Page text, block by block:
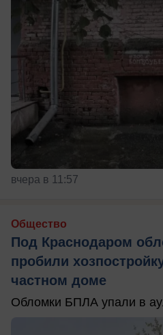
вчера в 11:57
Общество
Под Краснодаром
пробили
частном доме
Обломки БПЛА упали в